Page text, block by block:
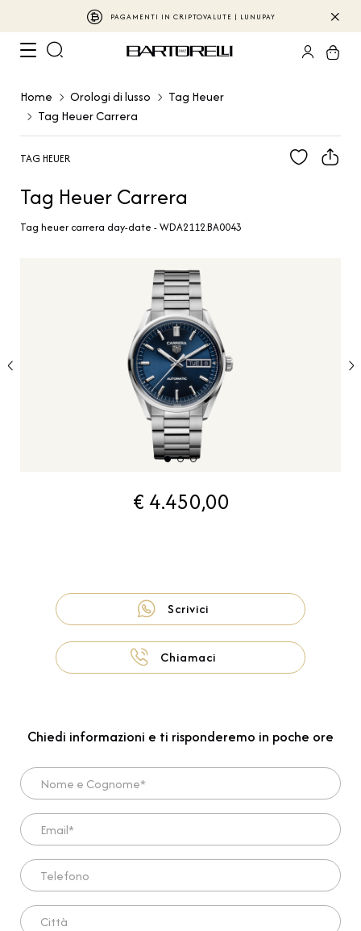
PAGAMENTI IN CRIPTOVALUTE | LUNUPAY
Home Orologi di lusso
Tag Heuer
Tag Heuer Carrera
TAG HEUER
Tag Heuer Carrera
Tag heuer carrera day-date - WDA2112.BA0043
€ 4.450,00
Scrivici
Chiamaci
Chiedi informazioni e ti risponderemo in poche ore
Nome e Cognome*
Email*
Telefono
Città